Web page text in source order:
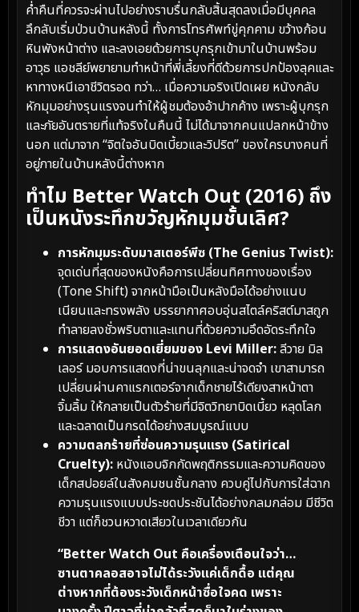
ค่ำคืนที่ควรจะผ่านไปอย่างราบรื่นกลับสิ้นสุดลงเมื่อมีบุคคล
ลึกลับเริ่มป่วนบ้านหลังนี้ ทั้งการโทรศัพท์ขู่คุกคาม ขว้างก้อน
หินพังหน้าต่าง และลงเอยด้วยการบุกรุกเข้ามาในบ้านพร้อม
อาวุธ แอชลีย์พยายามทำหน้าที่พี่เลี้ยงที่ดีด้วยการปกป้องลุคและ
หาทางหนีเอาชีวิตรอด ทว่า… เมื่อความจริงเปิดเผย หนังกลับ
หักมุมอย่างรุนแรงจนทำให้ผู้ชมต้องอ้าปากค้าง เพราะผู้บุกรุก
และภัยอันตรายที่แท้จริงในคืนนี้ ไม่ได้มาจากคนแปลกหน้าข้าง
นอก แต่มาจาก “จิตใจอันบิดเบี้ยวและวิปริต” ของใครบางคนที่
อยู่ภายในบ้านหลังนี้ต่างหาก
ทำไม Better Watch Out (2016) ถึง
เป็นหนังระทึกขวัญหักมุมชั้นเลิศ?
การหักมุมระดับมาสเตอร์พีซ (The Genius Twist):
จุดเด่นที่สุดของหนังคือการเปลี่ยนทิศทางของเรื่อง
(Tone Shift) จากหน้ามือเป็นหลังมือได้อย่างแนบ
เนียนและทรงพลัง บรรยากาศอบอุ่นสไตล์คริสต์มาสถูก
ทำลายลงชั่วพริบตาและแทนที่ด้วยความอึดอัดระทึกใจ
การแสดงอันยอดเยี่ยมของ Levi Miller:ลีวาย มิล
เลอร์ มอบการแสดงที่น่าขนลุกและน่าจดจำ เขาสามารถ
เปลี่ยนผ่านคาแรกเตอร์จากเด็กชายไร้เดียงสาหน้าตา
จิ้มลิ้ม ให้กลายเป็นตัวร้ายที่มีจิตวิทยาบิดเบี้ยว หลุดโลก
และฉลาดเป็นกรดได้อย่างสมบูรณ์แบบ
ความตลกร้ายที่ซ่อนความรุนแรง (Satirical
Cruelty): หนังแอบจิกกัดพฤติกรรมและความคิดของ
เด็กสปอยล์ในสังคมชนชั้นกลาง ควบคู่ไปกับการใส่ฉาก
ความรุนแรงแบบประชดประชันได้อย่างกลมกล่อม มีชีวิต
ชีวา แต่ก็ชวนหวาดเสียวในเวลาเดียวกัน
“Better Watch Out คือเครื่องเตือนใจว่า…
ซานตาคลอสอาจไม่ได้ระวังแค่เด็กดื้อ แต่คุณ
ต่างหากที่ต้องระวังเด็กหน้าซื่อใจคด เพราะ